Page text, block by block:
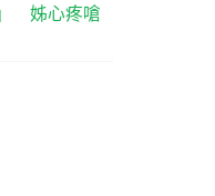
姊心疼嗆